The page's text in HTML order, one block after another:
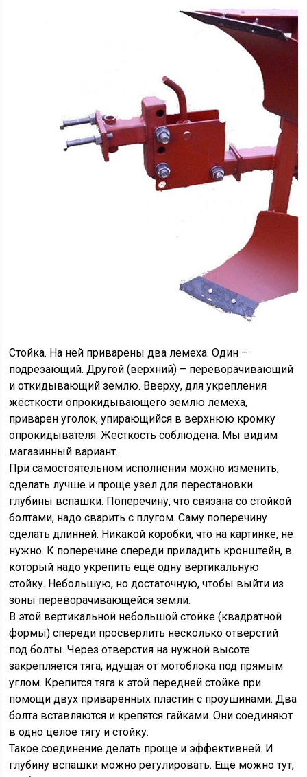
Стойка. На ней приварены два лемеха. Один –
подрезающий. Другой (верхний) – переворачивающий
и откидывающий землю. Вверху, для укрепления
жёсткости опрокидывающего землю лемеха,
приварен уголок, упирающийся в верхнюю кромку
опрокидывателя. Жесткость соблюдена. Мы видим
магазинный вариант.
При самостоятельном исполнении можно изменить,
сделать лучше и проще узел для перестановки
глубины вспашки. Поперечину, что связана со стойкой
болтами, надо сварить с плугом. Саму поперечину
сделать длинней. Никакой коробки, что на картинке, не
нужно. К поперечине спереди приладить кронштейн, в
который надо укрепить ещё одну вертикальную
стойку. Небольшую, но достаточную, чтобы выйти из
зоны переворачивающейся земли.
В этой вертикальной небольшой стойке (квадратной
формы) спереди просверлить несколько отверстий
под болты. Через отверстия на нужной высоте
закрепляется тяга, идущая от мотоблока под прямым
углом. Крепится тяга к этой передней стойке при
помощи двух приваренных пластин с проушинами. Два
болта вставляются и крепятся гайками. Они соединяют
в одно целое тягу и стойку.
Такое соединение делать проще и эффективней. И
глубину вспашки можно регулировать. Ещё можно тут,